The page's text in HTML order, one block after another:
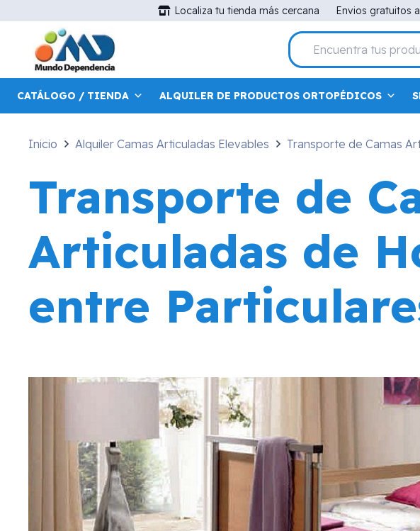
Localiza tu tienda más cercana Envios gratuitos
CATÁLOGO / TIENDA ALQUILER DE PRODUCTOS ORTOPÉDICOS
Inicio Alquiler Camas Articuladas Elevables Transporte de Camas
Transporte de
Articuladas de
entre